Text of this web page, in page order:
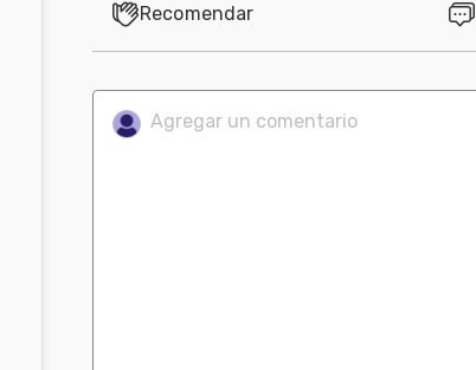
Recomendar